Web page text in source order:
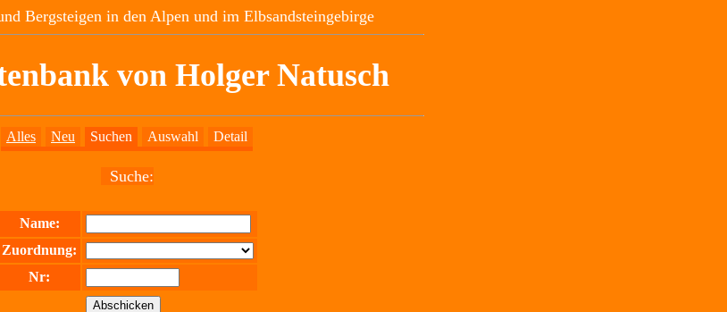
Bergsteigen in den Alpen und im Elbsandsteingebirge
von Holger Natusch
Alles Neu Suchen Auswahl Detail
Suche:
Name:
Zuordnung:
Nr: